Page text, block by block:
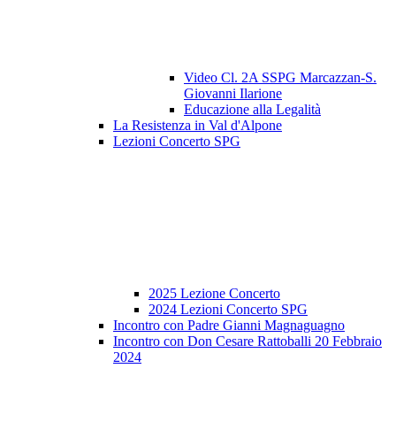
Video Cl. 2A SSPG Marcazzan-S.
Giovanni Ilarione
Educazione alla Legalità
La Resistenza in Val d'Alpone
Lezioni Concerto SPG
2025 Lezione Concerto
2024 Lezioni Concerto SPG
Incontro con Padre Gianni Magnaguagno
Incontro con Don Cesare Rattoballi 20 Febbraio
2024